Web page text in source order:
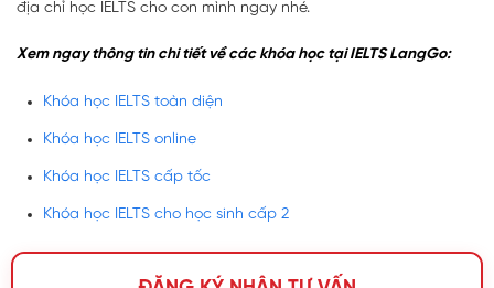
địa chỉ học IELTS cho con mình ngay nhé.
Xem ngay thông tin chi tiết về các khóa học tại IELTS LangGo:
Khóa học IELTS toàn diện
Khóa học IELTS online
Khóa học IELTS cấp tốc
Khóa học IELTS cho học sinh cấp 2